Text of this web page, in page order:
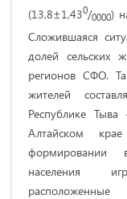
(13,8±1,430/0000)
Сложившаяся
долей сельских
регионов СФО.
жителей
Республике
Алтайском
формировании
населения